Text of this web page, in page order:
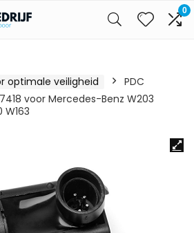
0
optimale veiligheid
PDC
voor Mercedes-Benz W203
W163